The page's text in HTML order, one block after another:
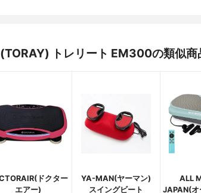
トレリート EM300の類似商
ドクター
エアー)
YA-MAN(ヤーマン)
スイングビート
ALL
JAPAN(オ